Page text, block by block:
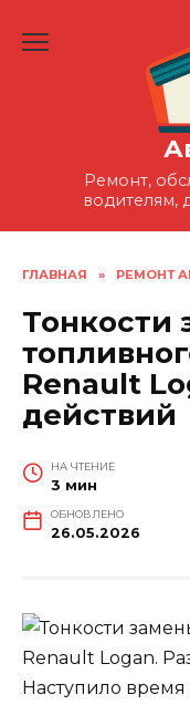
Ремонт,
водителям,
ГЛАВНАЯ » РЕМОНТ
Тонкости
Renault
действий
НА ЧТЕНИЕ
3 мин
ОБНОВЛЕНО
26.05.2026
Наступило